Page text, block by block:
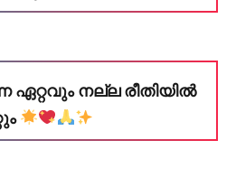
ഏറ്റവും നല്ല രീതിയിൽ